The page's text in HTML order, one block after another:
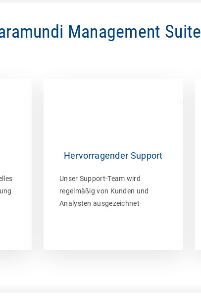
Management Suite
Hervorragender Support
Unser Support-Team wird
regelmäßig von Kunden und
Analysten ausgezeichnet